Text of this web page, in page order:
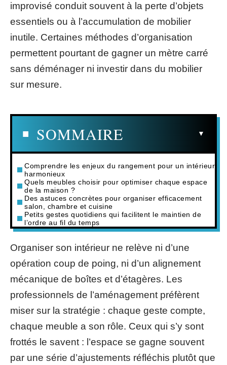
improvisé conduit souvent à la perte d’objets
essentiels ou à l’accumulation de mobilier
inutile. Certaines méthodes d’organisation
permettent pourtant de gagner un mètre carré
sans déménager ni investir dans du mobilier
sur mesure.
SOMMAIRE
Comprendre les enjeux du rangement pour un intérieur
harmonieux
Quels meubles choisir pour optimiser chaque espace
de la maison ?
Des astuces concrètes pour organiser efficacement
salon, chambre et cuisine
Petits gestes quotidiens qui facilitent le maintien de
l’ordre au fil du temps
Organiser son intérieur ne relève ni d’une
opération coup de poing, ni d’un alignement
mécanique de boîtes et d’étagères. Les
professionnels de l’aménagement préfèrent
miser sur la stratégie : chaque geste compte,
chaque meuble a son rôle. Ceux qui s’y sont
frottés le savent : l’espace se gagne souvent
par une série d’ajustements réfléchis plutôt que